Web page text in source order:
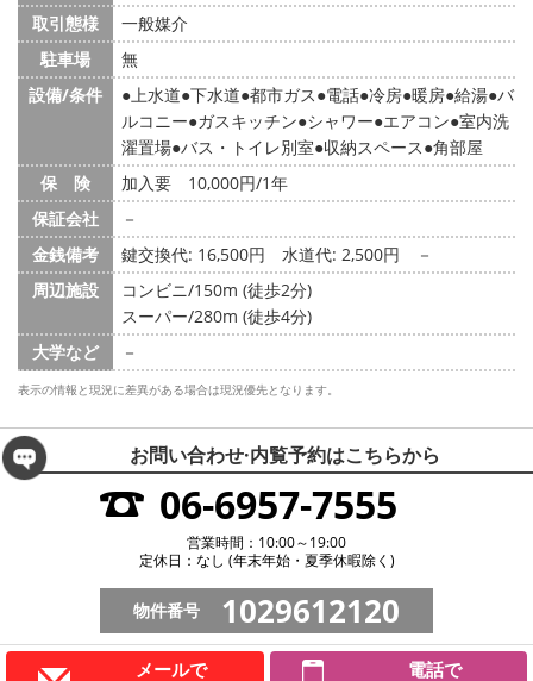
取引態様
一般媒介
駐車場
無
設備/条件
上水道 下水道 都市ガス 電話 冷房 暖房 給湯 バ
ルコニー ガスキッチン シャワー エアコン 室内洗
濯置場 バス・トイレ別室 収納スペース 角部屋
保 険
加入要 10,000円/1年
保証会社
－
金銭備考
鍵交換代: 16,500円 水道代: 2,500円
－
周辺施設
コンビニ/150m (徒歩2分)
スーパー/280m (徒歩4分)
大学など
－
表示の情報と現況に差異がある場合は現況優先となります。
お問い合わせ·内覧予約はこちらから
06-6957-7555
営業時間：10:00～19:00
定休日：なし (年末年始・夏季休暇除く)
物件番号 1029612120
メールで
電話で